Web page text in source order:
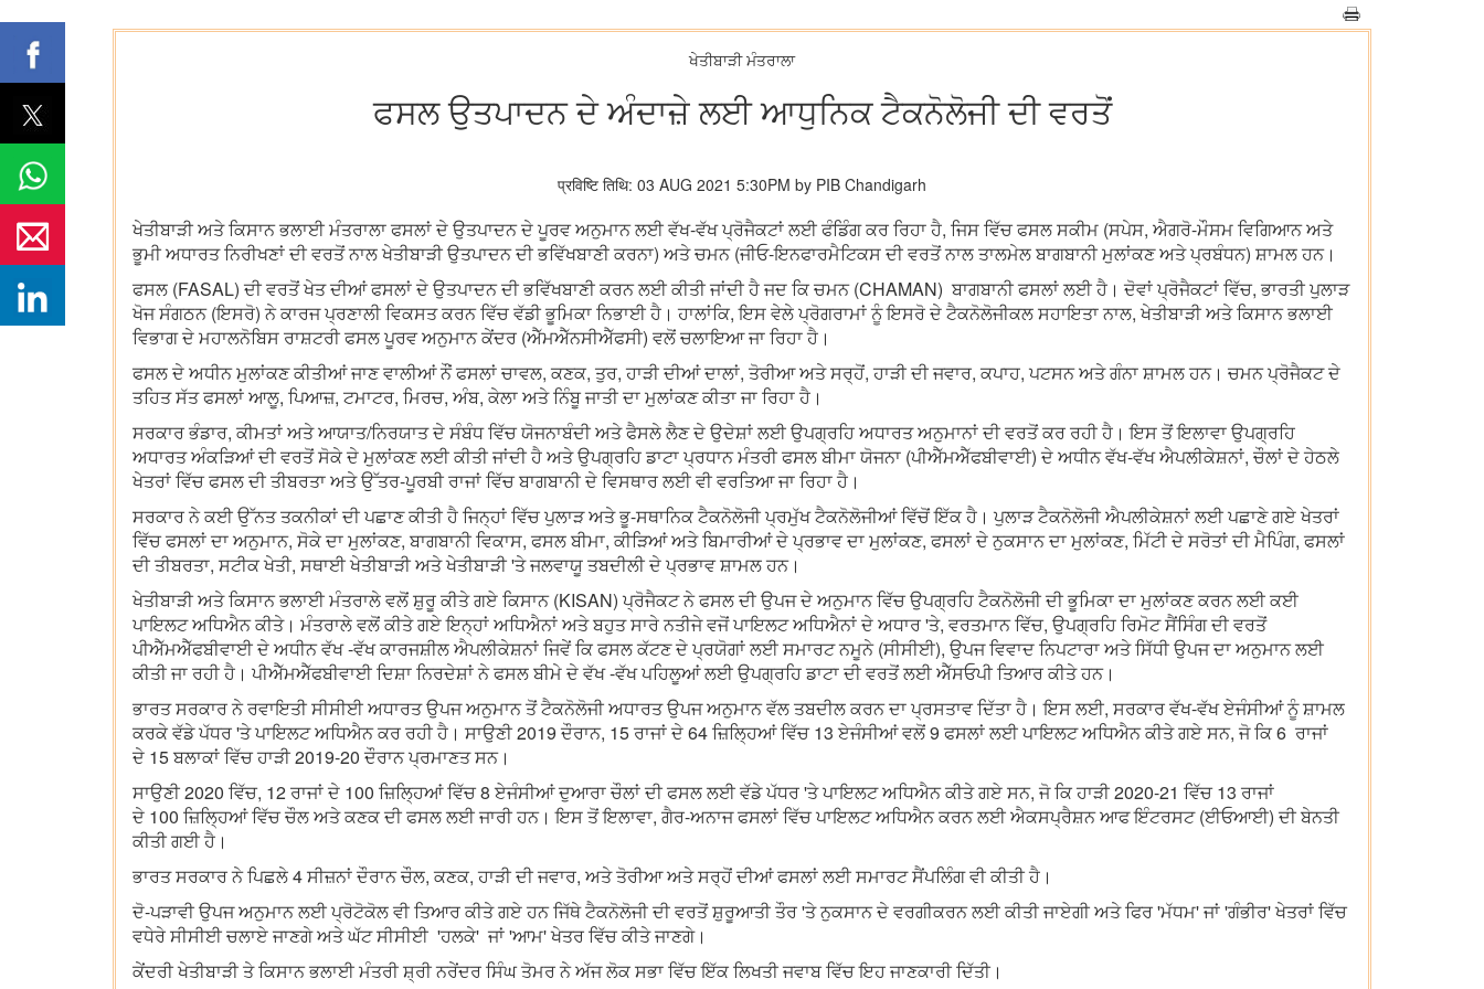
ਖੇਤੀਬਾੜੀ ਮੰਤਰਾਲਾ
ਫਸਲ ਉਤਪਾਦਨ ਦੇ ਅੰਦਾਜ਼ੇ ਲਈ ਆਧੁਨਿਕ ਟੈਕਨੋਲੋਜੀ ਦੀ ਵਰਤੋਂ
प्रविष्टि तिथि: 03 AUG 2021 5:30PM by PIB Chandigarh
ਖੇਤੀਬਾੜੀ ਅਤੇ ਕਿਸਾਨ ਭਲਾਈ ਮੰਤਰਾਲਾ ਫਸਲਾਂ ਦੇ ਉਤਪਾਦਨ ਦੇ ਪੂਰਵ ਅਨੁਮਾਨ ਲਈ ਵੱਖ-ਵੱਖ ਪ੍ਰੋਜੈਕਟਾਂ ਲਈ ਫੰਡਿੰਗ ਕਰ ਰਿਹਾ ਹੈ, ਜਿਸ ਵਿੱਚ ਫਸਲ ਸਕੀਮ (ਸਪੇਸ, ਐਗਰੋ-ਮੌਸਮ ਵਿਗਿਆਨ ਅਤੇ
ਭੂਮੀ ਅਧਾਰਤ ਨਿਰੀਖਣਾਂ ਦੀ ਵਰਤੋਂ ਨਾਲ ਖੇਤੀਬਾੜੀ ਉਤਪਾਦਨ ਦੀ ਭਵਿੱਖਬਾਣੀ ਕਰਨਾ) ਅਤੇ ਚਮਨ (ਜੀਓ-ਇਨਫਾਰਮੈਟਿਕਸ ਦੀ ਵਰਤੋਂ ਨਾਲ ਤਾਲਮੇਲ ਬਾਗਬਾਨੀ ਮੁਲਾਂਕਣ ਅਤੇ ਪ੍ਰਬੰਧਨ) ਸ਼ਾਮਲ ਹਨ।
ਫਸਲ (FASAL) ਦੀ ਵਰਤੋਂ ਖੇਤ ਦੀਆਂ ਫਸਲਾਂ ਦੇ ਉਤਪਾਦਨ ਦੀ ਭਵਿੱਖਬਾਣੀ ਕਰਨ ਲਈ ਕੀਤੀ ਜਾਂਦੀ ਹੈ ਜਦ ਕਿ ਚਮਨ (CHAMAN) ਬਾਗਬਾਨੀ ਫਸਲਾਂ ਲਈ ਹੈ। ਦੋਵਾਂ ਪ੍ਰੋਜੈਕਟਾਂ ਵਿੱਚ, ਭਾਰਤੀ ਪੁਲਾੜ
ਖੋਜ ਸੰਗਠਨ (ਇਸਰੋ) ਨੇ ਕਾਰਜ ਪ੍ਰਣਾਲੀ ਵਿਕਸਤ ਕਰਨ ਵਿੱਚ ਵੱਡੀ ਭੂਮਿਕਾ ਨਿਭਾਈ ਹੈ। ਹਾਲਾਂਕਿ, ਇਸ ਵੇਲੇ ਪ੍ਰੋਗਰਾਮਾਂ ਨੂੰ ਇਸਰੋ ਦੇ ਟੈਕਨੋਲੋਜੀਕਲ ਸਹਾਇਤਾ ਨਾਲ, ਖੇਤੀਬਾੜੀ ਅਤੇ ਕਿਸਾਨ ਭਲਾਈ
ਵਿਭਾਗ ਦੇ ਮਹਾਲਨੋਬਿਸ ਰਾਸ਼ਟਰੀ ਫਸਲ ਪੂਰਵ ਅਨੁਮਾਨ ਕੇਂਦਰ (ਐੱਮਐੱਨਸੀਐੱਫਸੀ) ਵਲੋਂ ਚਲਾਇਆ ਜਾ ਰਿਹਾ ਹੈ।
ਫਸਲ ਦੇ ਅਧੀਨ ਮੁਲਾਂਕਣ ਕੀਤੀਆਂ ਜਾਣ ਵਾਲੀਆਂ ਨੌਂ ਫਸਲਾਂ ਚਾਵਲ, ਕਣਕ, ਤੁਰ, ਹਾੜੀ ਦੀਆਂ ਦਾਲਾਂ, ਤੋਰੀਆ ਅਤੇ ਸਰ੍ਹੋਂ, ਹਾੜੀ ਦੀ ਜਵਾਰ, ਕਪਾਹ, ਪਟਸਨ ਅਤੇ ਗੰਨਾ ਸ਼ਾਮਲ ਹਨ। ਚਮਨ ਪ੍ਰੋਜੈਕਟ ਦੇ
ਤਹਿਤ ਸੱਤ ਫਸਲਾਂ ਆਲੂ, ਪਿਆਜ਼, ਟਮਾਟਰ, ਮਿਰਚ, ਅੰਬ, ਕੇਲਾ ਅਤੇ ਨਿੰਬੂ ਜਾਤੀ ਦਾ ਮੁਲਾਂਕਣ ਕੀਤਾ ਜਾ ਰਿਹਾ ਹੈ।
ਸਰਕਾਰ ਭੰਡਾਰ, ਕੀਮਤਾਂ ਅਤੇ ਆਯਾਤ/ਨਿਰਯਾਤ ਦੇ ਸੰਬੰਧ ਵਿੱਚ ਯੋਜਨਾਬੰਦੀ ਅਤੇ ਫੈਸਲੇ ਲੈਣ ਦੇ ਉਦੇਸ਼ਾਂ ਲਈ ਉਪਗ੍ਰਹਿ ਅਧਾਰਤ ਅਨੁਮਾਨਾਂ ਦੀ ਵਰਤੋਂ ਕਰ ਰਹੀ ਹੈ। ਇਸ ਤੋਂ ਇਲਾਵਾ ਉਪਗ੍ਰਹਿ
ਅਧਾਰਤ ਅੰਕੜਿਆਂ ਦੀ ਵਰਤੋਂ ਸੋਕੇ ਦੇ ਮੁਲਾਂਕਣ ਲਈ ਕੀਤੀ ਜਾਂਦੀ ਹੈ ਅਤੇ ਉਪਗ੍ਰਹਿ ਡਾਟਾ ਪ੍ਰਧਾਨ ਮੰਤਰੀ ਫਸਲ ਬੀਮਾ ਯੋਜਨਾ (ਪੀਐੱਮਐੱਫਬੀਵਾਈ) ਦੇ ਅਧੀਨ ਵੱਖ-ਵੱਖ ਐਪਲੀਕੇਸ਼ਨਾਂ, ਚੌਲਾਂ ਦੇ ਹੇਠਲੇ
ਖੇਤਰਾਂ ਵਿੱਚ ਫਸਲ ਦੀ ਤੀਬਰਤਾ ਅਤੇ ਉੱਤਰ-ਪੂਰਬੀ ਰਾਜਾਂ ਵਿੱਚ ਬਾਗਬਾਨੀ ਦੇ ਵਿਸਥਾਰ ਲਈ ਵੀ ਵਰਤਿਆ ਜਾ ਰਿਹਾ ਹੈ।
ਸਰਕਾਰ ਨੇ ਕਈ ਉੱਨਤ ਤਕਨੀਕਾਂ ਦੀ ਪਛਾਣ ਕੀਤੀ ਹੈ ਜਿਨ੍ਹਾਂ ਵਿੱਚ ਪੁਲਾੜ ਅਤੇ ਭੂ-ਸਥਾਨਿਕ ਟੈਕਨੋਲੋਜੀ ਪ੍ਰਮੁੱਖ ਟੈਕਨੋਲੋਜੀਆਂ ਵਿੱਚੋਂ ਇੱਕ ਹੈ। ਪੁਲਾੜ ਟੈਕਨੋਲੋਜੀ ਐਪਲੀਕੇਸ਼ਨਾਂ ਲਈ ਪਛਾਣੇ ਗਏ ਖੇਤਰਾਂ
ਵਿੱਚ ਫਸਲਾਂ ਦਾ ਅਨੁਮਾਨ, ਸੋਕੇ ਦਾ ਮੁਲਾਂਕਣ, ਬਾਗਬਾਨੀ ਵਿਕਾਸ, ਫਸਲ ਬੀਮਾ, ਕੀੜਿਆਂ ਅਤੇ ਬਿਮਾਰੀਆਂ ਦੇ ਪ੍ਰਭਾਵ ਦਾ ਮੁਲਾਂਕਣ, ਫਸਲਾਂ ਦੇ ਨੁਕਸਾਨ ਦਾ ਮੁਲਾਂਕਣ, ਮਿੱਟੀ ਦੇ ਸਰੋਤਾਂ ਦੀ ਮੈਪਿੰਗ, ਫਸਲਾਂ
ਦੀ ਤੀਬਰਤਾ, ਸਟੀਕ ਖੇਤੀ, ਸਥਾਈ ਖੇਤੀਬਾੜੀ ਅਤੇ ਖੇਤੀਬਾੜੀ 'ਤੇ ਜਲਵਾਯੂ ਤਬਦੀਲੀ ਦੇ ਪ੍ਰਭਾਵ ਸ਼ਾਮਲ ਹਨ।
ਖੇਤੀਬਾੜੀ ਅਤੇ ਕਿਸਾਨ ਭਲਾਈ ਮੰਤਰਾਲੇ ਵਲੋਂ ਸ਼ੁਰੂ ਕੀਤੇ ਗਏ ਕਿਸਾਨ (KISAN) ਪ੍ਰੋਜੈਕਟ ਨੇ ਫਸਲ ਦੀ ਉਪਜ ਦੇ ਅਨੁਮਾਨ ਵਿੱਚ ਉਪਗ੍ਰਹਿ ਟੈਕਨੋਲੋਜੀ ਦੀ ਭੂਮਿਕਾ ਦਾ ਮੁਲਾਂਕਣ ਕਰਨ ਲਈ ਕਈ
ਪਾਇਲਟ ਅਧਿਐਨ ਕੀਤੇ। ਮੰਤਰਾਲੇ ਵਲੋਂ ਕੀਤੇ ਗਏ ਇਨ੍ਹਾਂ ਅਧਿਐਨਾਂ ਅਤੇ ਬਹੁਤ ਸਾਰੇ ਨਤੀਜੇ ਵਜੋਂ ਪਾਇਲਟ ਅਧਿਐਨਾਂ ਦੇ ਅਧਾਰ 'ਤੇ, ਵਰਤਮਾਨ ਵਿੱਚ, ਉਪਗ੍ਰਹਿ ਰਿਮੋਟ ਸੈਂਸਿੰਗ ਦੀ ਵਰਤੋਂ
ਪੀਐੱਮਐੱਫਬੀਵਾਈ ਦੇ ਅਧੀਨ ਵੱਖ -ਵੱਖ ਕਾਰਜਸ਼ੀਲ ਐਪਲੀਕੇਸ਼ਨਾਂ ਜਿਵੇਂ ਕਿ ਫਸਲ ਕੱਟਣ ਦੇ ਪ੍ਰਯੋਗਾਂ ਲਈ ਸਮਾਰਟ ਨਮੂਨੇ (ਸੀਸੀਈ), ਉਪਜ ਵਿਵਾਦ ਨਿਪਟਾਰਾ ਅਤੇ ਸਿੱਧੀ ਉਪਜ ਦਾ ਅਨੁਮਾਨ ਲਈ
ਕੀਤੀ ਜਾ ਰਹੀ ਹੈ। ਪੀਐੱਮਐੱਫਬੀਵਾਈ ਦਿਸ਼ਾ ਨਿਰਦੇਸ਼ਾਂ ਨੇ ਫਸਲ ਬੀਮੇ ਦੇ ਵੱਖ -ਵੱਖ ਪਹਿਲੂਆਂ ਲਈ ਉਪਗ੍ਰਹਿ ਡਾਟਾ ਦੀ ਵਰਤੋਂ ਲਈ ਐੱਸਓਪੀ ਤਿਆਰ ਕੀਤੇ ਹਨ।
ਭਾਰਤ ਸਰਕਾਰ ਨੇ ਰਵਾਇਤੀ ਸੀਸੀਈ ਅਧਾਰਤ ਉਪਜ ਅਨੁਮਾਨ ਤੋਂ ਟੈਕਨੋਲੋਜੀ ਅਧਾਰਤ ਉਪਜ ਅਨੁਮਾਨ ਵੱਲ ਤਬਦੀਲ ਕਰਨ ਦਾ ਪ੍ਰਸਤਾਵ ਦਿੱਤਾ ਹੈ। ਇਸ ਲਈ, ਸਰਕਾਰ ਵੱਖ-ਵੱਖ ਏਜੰਸੀਆਂ ਨੂੰ ਸ਼ਾਮਲ
ਕਰਕੇ ਵੱਡੇ ਪੱਧਰ 'ਤੇ ਪਾਇਲਟ ਅਧਿਐਨ ਕਰ ਰਹੀ ਹੈ। ਸਾਉਣੀ 2019 ਦੌਰਾਨ, 15 ਰਾਜਾਂ ਦੇ 64 ਜ਼ਿਲ੍ਹਿਆਂ ਵਿੱਚ 13 ਏਜੰਸੀਆਂ ਵਲੋਂ 9 ਫਸਲਾਂ ਲਈ ਪਾਇਲਟ ਅਧਿਐਨ ਕੀਤੇ ਗਏ ਸਨ, ਜੋ ਕਿ 6 ਰਾਜਾਂ
ਦੇ 15 ਬਲਾਕਾਂ ਵਿੱਚ ਹਾੜੀ 2019-20 ਦੌਰਾਨ ਪ੍ਰਮਾਣਤ ਸਨ।
ਸਾਉਣੀ 2020 ਵਿੱਚ, 12 ਰਾਜਾਂ ਦੇ 100 ਜ਼ਿਲ੍ਹਿਆਂ ਵਿੱਚ 8 ਏਜੰਸੀਆਂ ਦੁਆਰਾ ਚੌਲਾਂ ਦੀ ਫਸਲ ਲਈ ਵੱਡੇ ਪੱਧਰ 'ਤੇ ਪਾਇਲਟ ਅਧਿਐਨ ਕੀਤੇ ਗਏ ਸਨ, ਜੋ ਕਿ ਹਾੜੀ 2020-21 ਵਿੱਚ 13 ਰਾਜਾਂ
ਦੇ 100 ਜ਼ਿਲ੍ਹਿਆਂ ਵਿੱਚ ਚੌਲ ਅਤੇ ਕਣਕ ਦੀ ਫਸਲ ਲਈ ਜਾਰੀ ਹਨ। ਇਸ ਤੋਂ ਇਲਾਵਾ, ਗੈਰ-ਅਨਾਜ ਫਸਲਾਂ ਵਿੱਚ ਪਾਇਲਟ ਅਧਿਐਨ ਕਰਨ ਲਈ ਐਕਸਪ੍ਰੈਸ਼ਨ ਆਫ ਇੰਟਰਸਟ (ਈਓਆਈ) ਦੀ ਬੇਨਤੀ
ਕੀਤੀ ਗਈ ਹੈ।
ਭਾਰਤ ਸਰਕਾਰ ਨੇ ਪਿਛਲੇ 4 ਸੀਜ਼ਨਾਂ ਦੌਰਾਨ ਚੌਲ, ਕਣਕ, ਹਾੜੀ ਦੀ ਜਵਾਰ, ਅਤੇ ਤੋਰੀਆ ਅਤੇ ਸਰ੍ਹੋਂ ਦੀਆਂ ਫਸਲਾਂ ਲਈ ਸਮਾਰਟ ਸੈਂਪਲਿੰਗ ਵੀ ਕੀਤੀ ਹੈ।
ਦੋ-ਪੜਾਵੀ ਉਪਜ ਅਨੁਮਾਨ ਲਈ ਪ੍ਰੋਟੋਕੋਲ ਵੀ ਤਿਆਰ ਕੀਤੇ ਗਏ ਹਨ ਜਿੱਥੇ ਟੈਕਨੋਲੋਜੀ ਦੀ ਵਰਤੋਂ ਸ਼ੁਰੂਆਤੀ ਤੌਰ 'ਤੇ ਨੁਕਸਾਨ ਦੇ ਵਰਗੀਕਰਨ ਲਈ ਕੀਤੀ ਜਾਏਗੀ ਅਤੇ ਫਿਰ 'ਮੱਧਮ' ਜਾਂ 'ਗੰਭੀਰ' ਖੇਤਰਾਂ ਵਿੱਚ
ਵਧੇਰੇ ਸੀਸੀਈ ਚਲਾਏ ਜਾਣਗੇ ਅਤੇ ਘੱਟ ਸੀਸੀਈ 'ਹਲਕੇ' ਜਾਂ 'ਆਮ' ਖੇਤਰ ਵਿੱਚ ਕੀਤੇ ਜਾਣਗੇ।
ਕੇਂਦਰੀ ਖੇਤੀਬਾੜੀ ਤੇ ਕਿਸਾਨ ਭਲਾਈ ਮੰਤਰੀ ਸ਼੍ਰੀ ਨਰੇਂਦਰ ਸਿੰਘ ਤੋਮਰ ਨੇ ਅੱਜ ਲੋਕ ਸਭਾ ਵਿੱਚ ਇੱਕ ਲਿਖਤੀ ਜਵਾਬ ਵਿੱਚ ਇਹ ਜਾਣਕਾਰੀ ਦਿੱਤੀ।